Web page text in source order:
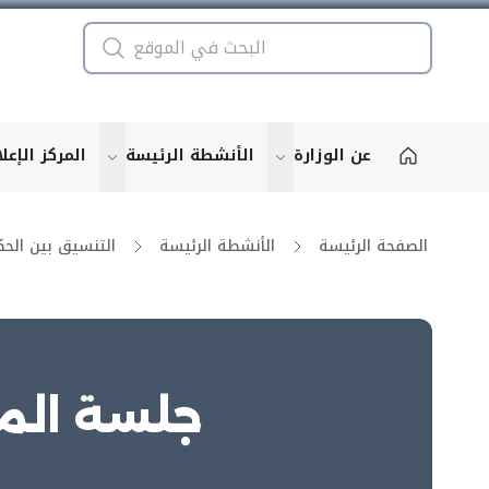
عن الوزارة show submenu for "More"
الأنشطة الرئيسة for "More"
المركز
الصفحة الرئيسة الأنشطة الرئيسة
جلسة